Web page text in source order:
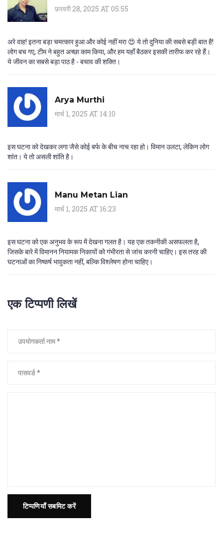
फ़रवरी 28, 2025 AT 05:55
अरे वाह! इतना बड़ा चमत्कार हुआ और कोई नहीं मरा 😍 ये तो दुनिया की सबसे बड़ी बात है!
लोग बच गए, टीम ने बहुत अच्छा काम किया, और हम यहाँ बैठकर इसकी तारीफ कर रहे हैं।
ये जीवन का सबसे बड़ा पाठ है - बचाव की शक्ति।
Arya Murthi
मार्च 1, 2025 AT 14:10
इस घटना को देखकर लगा जैसे कोई बर्फ के बीच नाच रहा हो। विमान उलटा, लेकिन लोग
शांत। ये तो असली शांति है।
Manu Metan Lian
मार्च 1, 2025 AT 16:23
इस घटना को एक अनुभव के रूप में देखना गलत है। यह एक तकनीकी असफलता है,
जिसके बारे में विमानन नियामक निकायों को गंभीरता से जांच करनी चाहिए। इस तरह की
घटनाओं का निष्कर्ष भावुकता नहीं, बल्कि विश्लेषण होना चाहिए।
एक टिप्पणी लिखें
टिप्पणियाँ सबमिट करें